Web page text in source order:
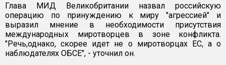
Глава МИД Великобритании назвал российскую
операцию по принуждению к миру "агрессией" и
выразил мнение в необходимости присутствия
международных миротворцев в зоне конфликта.
"Речь,однако, скорее идет не о миротворцах ЕС, а о
наблюдателях ОБСЕ", - уточнил он.